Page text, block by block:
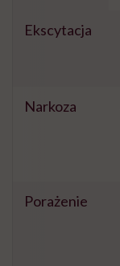
Ekscytacja
Narkoza
Porażenie